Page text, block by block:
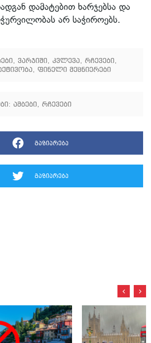
დამატებით ხარჯებსა და
არ საჭიროებს.
, ვარჯიში, კვლევა, რჩევები,
, ფინელი მეცნიერები
ამბები, რჩევები
გაზიარება
გაზიარება